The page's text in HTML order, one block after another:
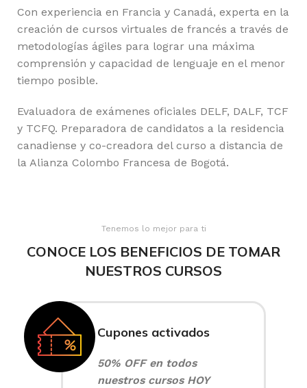
Con experiencia en Francia y Canadá, experta en la
creación de cursos virtuales de francés a través de
metodologías ágiles para lograr una máxima
comprensión y capacidad de lenguaje en el menor
tiempo posible.
Evaluadora de exámenes oficiales DELF, DALF, TCF
y TCFQ. Preparadora de candidatos a la residencia
canadiense y co-creadora del curso a distancia de
la Alianza Colombo Francesa de Bogotá.
Tenemos lo mejor para ti
CONOCE LOS BENEFICIOS DE TOMAR
NUESTROS CURSOS
Cupones activados
50% OFF en todos
nuestros cursos HOY